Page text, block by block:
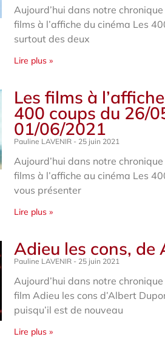
Aujourd’hui dans notre
films à l’affiche du cinéma Les
surtout des deux
Lire plus »
Les films à
400 coups du 26/
01/06/2021
Pauline LAVENIR 25 juin 2021
Aujourd’hui dans notre
films à l’affiche au cinéma Les
vous présenter
Lire plus »
Adieu les cons, de
Pauline LAVENIR 25 juin 2021
Aujourd’hui dans notre
film Adieu les cons d’Albert
puisqu’il est de nouveau
Lire plus »